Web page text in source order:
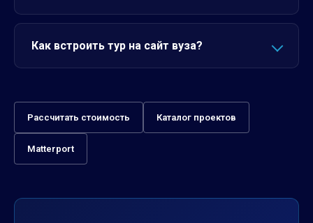
Как встроить тур на сайт вуза?
Рассчитать стоимость Каталог проектов
Matterport